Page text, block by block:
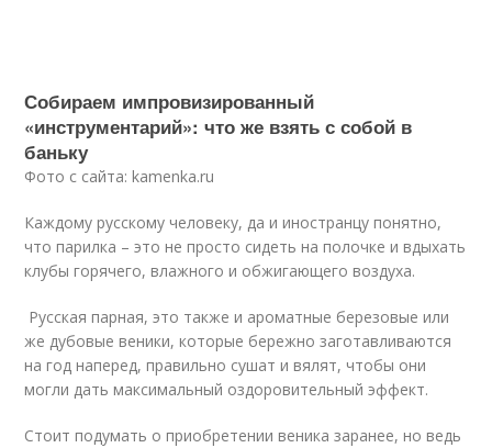
Собираем импровизированный
«инструментарий»: что же взять с собой в
баньку
Фото с сайта: kamenka.ru
Каждому русскому человеку, да и иностранцу понятно,
что парилка – это не просто сидеть на полочке и вдыхать
клубы горячего, влажного и обжигающего воздуха.
Русская парная, это также и ароматные березовые или
же дубовые веники, которые бережно заготавливаются
на год наперед, правильно сушат и вялят, чтобы они
могли дать максимальный оздоровительный эффект.
Стоит подумать о приобретении веника заранее, но ведь